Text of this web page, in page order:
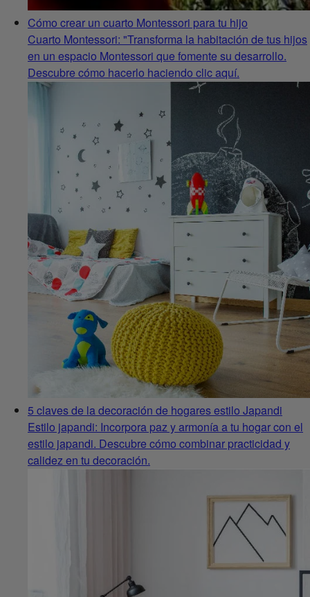
Cómo crear un cuarto Montessori para tu hijo
Cuarto Montessori: "Transforma la habitación de tus hijos
en un espacio Montessori que fomente su desarrollo.
Descubre cómo hacerlo haciendo clic aquí.
5 claves de la decoración de hogares estilo Japandi
Estilo japandi: Incorpora paz y armonía a tu hogar con el
estilo japandi. Descubre cómo combinar practicidad y
calidez en tu decoración.